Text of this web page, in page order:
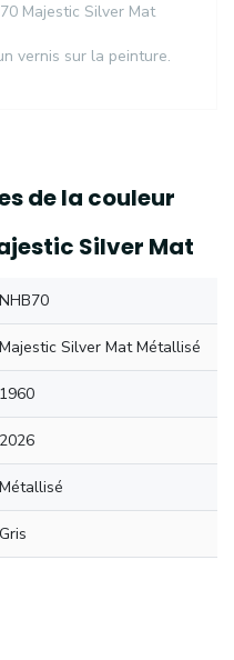
Majestic Silver Mat
vernis sur la peinture.
de la couleur
Silver Mat
NHB70
Majestic Silver Mat Métallisé
1960
2026
Métallisé
Gris